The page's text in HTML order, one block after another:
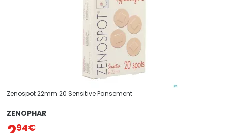
Zenospot 22mm 20 Sensitive Pansement
ZENOPHAR
94€